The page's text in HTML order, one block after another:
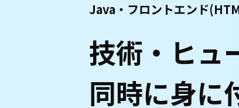
Java・フロントエンド
技術・ヒュ
同時に身に